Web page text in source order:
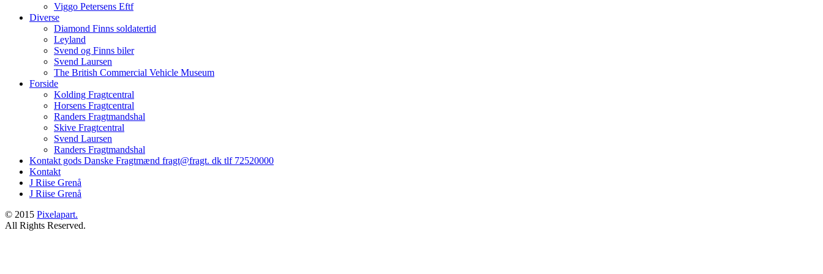
Viggo Petersens Eftf
Diverse
Diamond Finns soldatertid
Leyland
Svend og Finns biler
Svend Laursen
The British Commercial Vehicle Museum
Forside
Kolding Fragtcentral
Horsens Fragtcentral
Randers Fragtmandshal
Skive Fragtcentral
Svend Laursen
Randers Fragtmandshal
Kontakt gods Danske Fragtmænd fragt@fragt. dk tlf 72520000
Kontakt
J Riise Grenå
J Riise Grenå
© 2015 Pixelapart.
All Rights Reserved.